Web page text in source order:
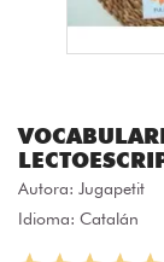
Autora: Jugapetit
Idioma: Catalán